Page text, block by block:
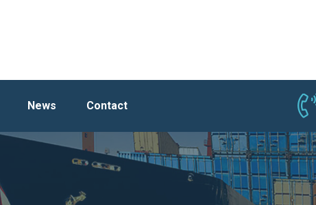
News Contact